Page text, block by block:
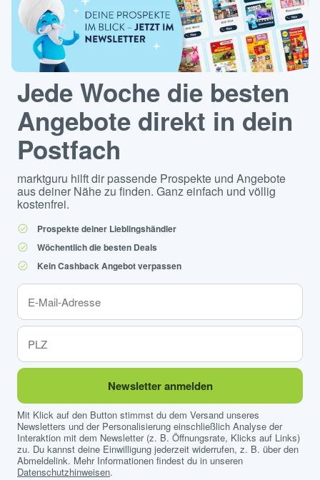
Jede Woche die besten
Angebote direkt in dein
Postfach
marktguru hilft dir passende Prospekte und Angebote
aus deiner Nähe zu finden. Ganz einfach und völlig
kostenfrei.
Prospekte deiner Lieblingshändler
Wöchentlich die besten Deals
Kein Cashback Angebot verpassen
Newsletter anmelden
Mit Klick auf den Button stimmst du dem Versand unseres
Newsletters und der Personalisierung einschließlich Analyse der
Interaktion mit dem Newsletter (z. B. Öffnungsrate, Klicks auf Links)
zu. Du kannst deine Einwilligung jederzeit widerrufen, z. B. über den
Abmeldelink. Mehr Informationen findest du in unseren
Datenschutzhinweisen.